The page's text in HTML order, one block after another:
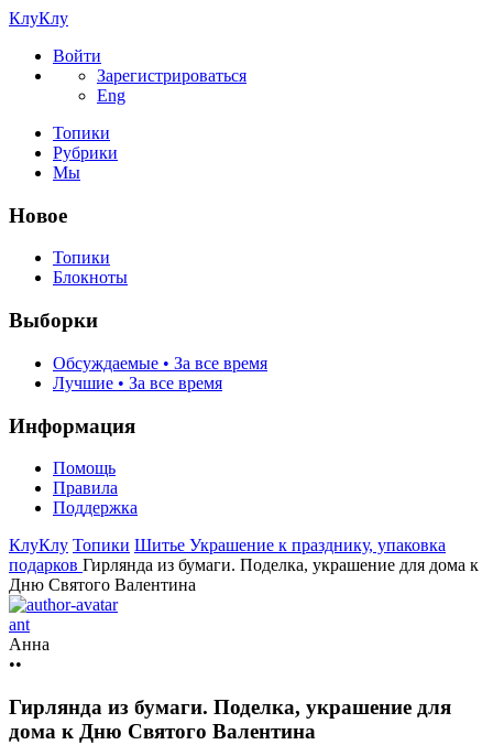
КлуКлу
Войти
Зарегистрироваться
Eng
Топики
Рубрики
Мы
Новое
Топики
Блокноты
Выборки
Обсуждаемые • За все время
Лучшие • За все время
Информация
Помощь
Правила
Поддержка
КлуКлу Топики Шитье Украшение к празднику, упаковка
подарков Гирлянда из бумаги. Поделка, украшение для дома к
Дню Святого Валентина
ant
Анна
••
Гирлянда из бумаги. Поделка, украшение для
дома к Дню Святого Валентина